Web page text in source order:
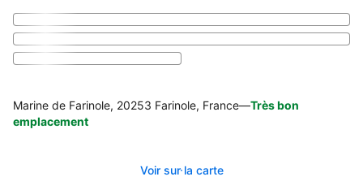
Marine de Farinole, 20253 Farinole, France—Très bon
emplacement
Voir sur la carte